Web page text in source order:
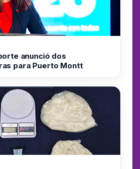
anunció dos
para Puerto Montt